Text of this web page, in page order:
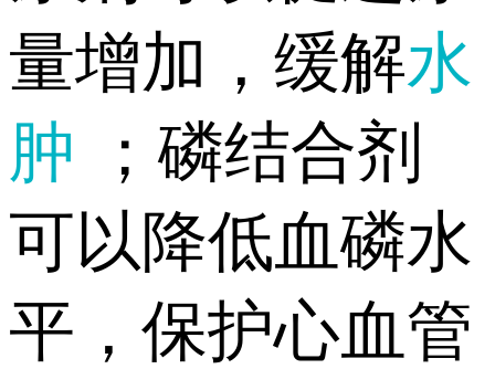
量增加，缓解水
肿
；磷结合剂
可以降低血磷水
平，保护心血管